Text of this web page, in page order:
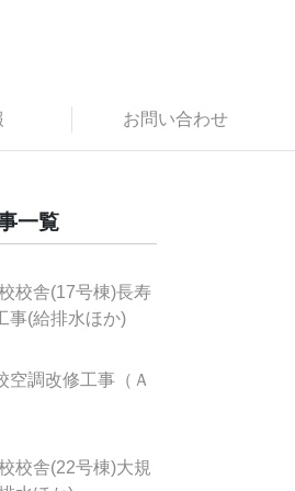
お問い合わせ
一覧
校舎(17号棟)長寿
事(給排水ほか)
空調改修工事（Ａ
校舎(22号棟)大規